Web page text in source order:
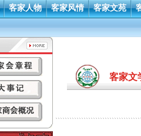
客家人物 客家风情 客家文苑
客家文